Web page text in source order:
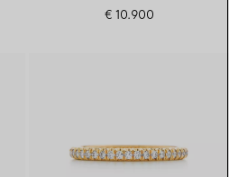
€ 10.900